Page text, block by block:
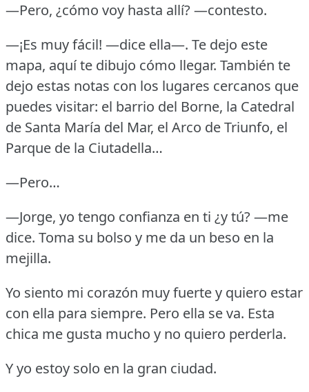
—Pero, ¿cómo voy hasta allí?—contesto.
—¡Es muy fácil! —dice ella—. Te dejo este
mapa, aquí te dibujo cómo llegar. También te
dejo estas notas con los lugares cercanos que
puedes visitar: el barrio del Borne, la Catedral
de Santa María del Mar, el Arco de Triunfo, el
Parque de la Ciutadella…
—Pero…
—Jorge, yo tengo confianza en ti ¿y tú?—me
dice. Toma su bolso y me da un beso en la
mejilla.
Yo siento mi corazón muy fuerte y quiero estar
con ella para siempre. Pero ella se va. Esta
chica me gusta mucho y no quiero perderla.
Y yo estoy solo en la gran ciudad.